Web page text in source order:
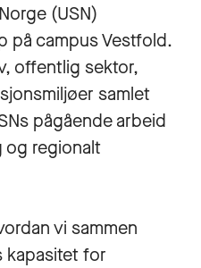
(USN)
på campus Vestfold.
offentlig sektor,
samlet
pågående arbeid
og regionalt
vi sammen
kapasitet for